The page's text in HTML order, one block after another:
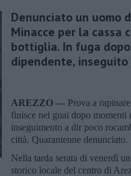
Denunciato un uomo
Minacce per la cassa
bottiglia. In fuga
dipendente,
AREZZO — Prova a
finisce nei guai dopo momenti
inseguimento a dir poco
città. Quarantenne denunciato.
Nella tarda serata di venerdì
storico locale del centro di